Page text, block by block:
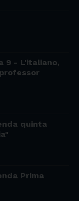
9 - L'italiano,
quinta
Prima